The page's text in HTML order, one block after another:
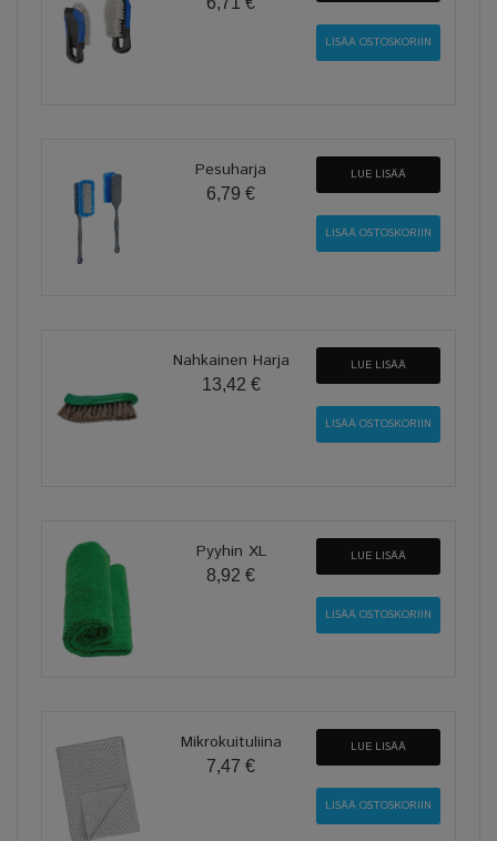
Pesuharja
6,79 €
LUE LISÄÄ
Nahkainen Harja
13,42 €
LUE LISÄÄ
Pyyhin XL
8,92 €
LUE LISÄÄ
Mikrokuituliina
7,47 €
LUE LISÄÄ